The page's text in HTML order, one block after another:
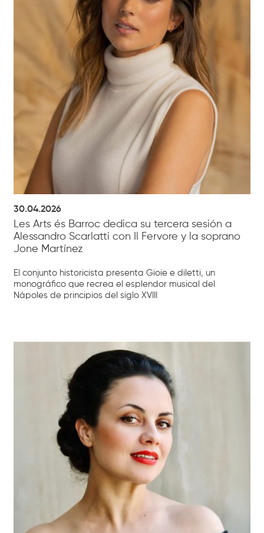
30.04.2026
Les Arts és Barroc dedica su tercera sesión a
Alessandro Scarlatti con Il Fervore y la soprano
Jone Martínez
El conjunto historicista presenta Gioie e diletti, un
monográfico que recrea el esplendor musical del
Nápoles de principios del siglo XVIII